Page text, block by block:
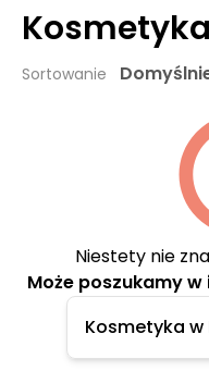
Kosmetyka
Sortowanie
Niestety nie
Może poszukamy
Kosmetyka